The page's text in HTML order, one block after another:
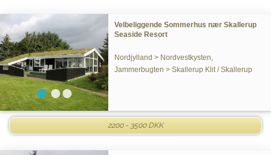
Velbeliggende Sommerhus nær Skallerup
Seaside Resort
Nordjylland > Nordvestkysten,
Jammerbugten > Skallerup Klit / Skallerup
2200 - 3500 DKK